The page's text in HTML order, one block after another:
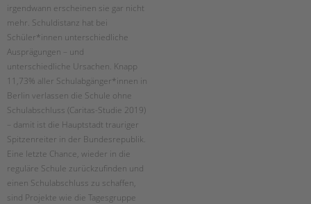
schoolcoach BTL
tandem international
KARRIERE
Stellenangebote
tandem als Arbeitgeberin
NEWS/BLOG
unkuerzbar
Briefe an Kai
PRESSE
irgendwann erscheinen sie gar nicht
mehr. Schuldistanz hat bei
Schüler*innen unterschiedliche
Ausprägungen – und
unterschiedliche Ursachen. Knapp
11,73% aller Schulabgänger*innen in
Berlin verlassen die Schule ohne
Schulabschluss (Caritas-Studie 2019)
– damit ist die Hauptstadt trauriger
Spitzenreiter in der Bundesrepublik.
Eine letzte Chance, wieder in die
reguläre Schule zurückzufinden und
einen Schulabschluss zu schaffen,
sind Projekte wie die Tagesgruppe